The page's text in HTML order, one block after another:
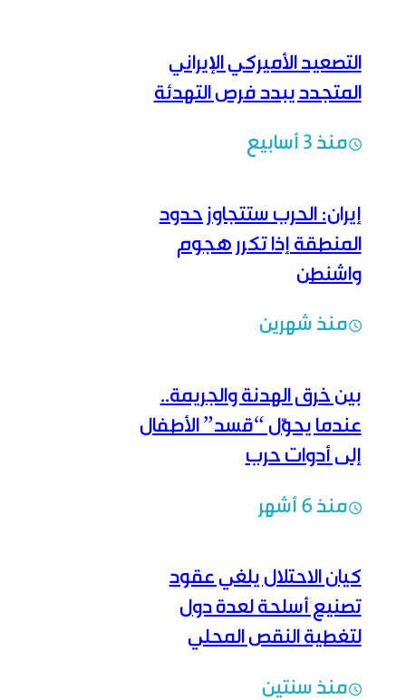
التصعيد الأميركي الإيراني
المتجدد يبدد فرص التهدئة
منذ 3 أسابيع
إيران: الحرب ستتجاوز حدود
المنطقة إذا تكرر هجوم
واشنطن
منذ شهرين
بين خرق الهدنة والجريمة..
عندما يحوّل “قسد” الأطفال
إلى أدوات حرب
منذ 6 أشهر
كيان الاحتلال يلغي عقود
تصنيع أسلحة لعدة دول
لتغطية النقص المحلي
منذ سنتين